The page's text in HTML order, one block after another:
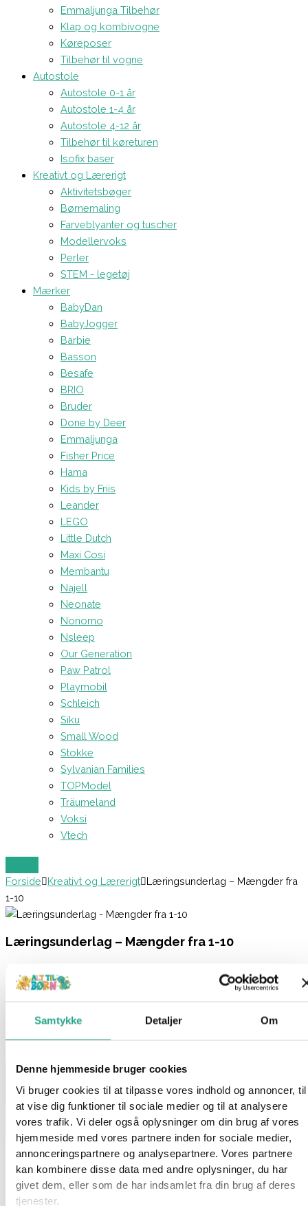
Samtykke Detaljer Om
Denne hjemmeside bruger cookies
Vi bruger cookies til at tilpasse vores indhold og annoncer, til
at vise dig funktioner til sociale medier og til at analysere
vores trafik. Vi deler også oplysninger om din brug af vores
hjemmeside med vores partnere inden for sociale medier,
annonceringspartnere og analysepartnere. Vores partnere
kan kombinere disse data med andre oplysninger, du har
givet dem, eller som de har indsamlet fra din brug af deres
tjenester.
Emmaljunga Tilbehør
Klap og kombivogne
Køreposer
Tilbehør til vogne
Autostole
Autostole 0-1 år
Autostole 1-4 år
Autostole 4-12 år
Tilbehør til køreturen
Isofix baser
Kreativt og Lærerigt
Aktivitetsbøger
Børnemaling
Farveblyanter og tuscher
Modellervoks
Perler
STEM - legetøj
Mærker
BabyDan
BabyJogger
Barbie
Basson
Besafe
BRIO
Bruder
Done by Deer
Emmaljunga
Fisher Price
Hama
Kids by Friis
Leander
LEGO
Little Dutch
Maxi Cosi
Membantu
Najell
Neonate
Nonomo
Nsleep
Our Generation
Paw Patrol
Playmobil
Schleich
Siku
Small Wood
Stokke
Sylvanian Families
TOPModel
Träumeland
Voksi
Vtech
Forside Kreativt og Lærerigt Læringsunderlag – Mængder fra
1-10
Læringsunderlag – Mængder fra 1-10
59,95
På lager: På lager
Læg i kurv
Varenummer93419 Kategori Kreativt og Lærerigt
Beskrivelse
Spørg om produktet